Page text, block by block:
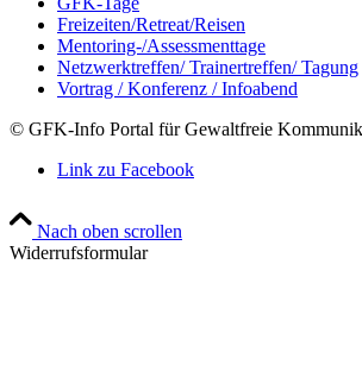
Freizeiten/Retreat/Reisen
Mentoring-/Assessmenttage
Netzwerktreffen/ Trainertreffen/ Tagung
Vortrag / Konferenz / Infoabend
© GFK-Info Portal für Gewaltfreie
Link zu Facebook
Nach oben scrollen
Widerrufsformular